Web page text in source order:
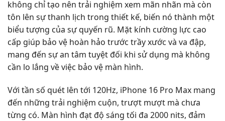
không chỉ tạo nên trải nghiệm xem mãn nhãn mà còn
tôn lên sự thanh lịch trong thiết kế, biến nó thành một
biểu tượng của sự quyến rũ. Mặt kính cường lực cao
cấp giúp bảo vệ hoàn hảo trước trầy xước và va đập,
mang đến sự an tâm tuyệt đối khi sử dụng mà không
cần lo lắng về việc bảo vệ màn hình.
Với tần số quét lên tới 120Hz, iPhone 16 Pro Max mang
đến những trải nghiệm cuộn, trượt mượt mà chưa
từng có. Màn hình đạt độ sáng tối đa 2000 nits, đảm